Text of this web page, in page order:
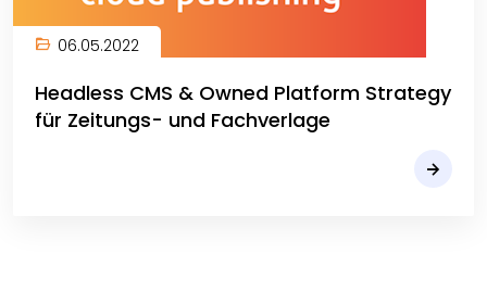
06.05.2022
Headless CMS & Owned Platform Strategy
für Zeitungs- und Fachverlage